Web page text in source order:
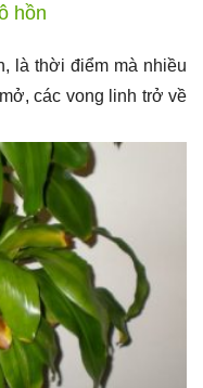
hồn
là thời điểm mà nhiều
các vong linh trở về